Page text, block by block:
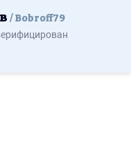
Bobroff79